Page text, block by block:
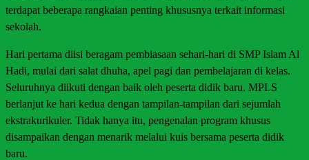
terdapat beberapa rangkaian penting khususnya terkait informasi
sekolah.
Hari pertama diisi beragam pembiasaan sehari-hari di SMP Islam Al
Hadi, mulai dari salat dhuha, apel pagi dan pembelajaran di kelas.
Seluruhnya diikuti dengan baik oleh peserta didik baru. MPLS
berlanjut ke hari kedua dengan tampilan-tampilan dari sejumlah
ekstrakurikuler. Tidak hanya itu, pengenalan program khusus
disampaikan dengan menarik melalui kuis bersama peserta didik
baru.